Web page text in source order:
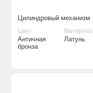
Цилиндровый механизм
Extreza AS-60 ключ-ключ
25x10x25 (30/30) античная
бронза F23
Цвет
Античная
бронза
Материал
Латунь